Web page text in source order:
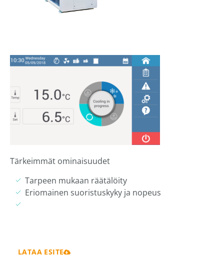
Tärkeimmät ominaisuudet
Tarpeen mukaan räätälöity
Eriomainen suoristuskyky ja nopeus
LATAA ESITE